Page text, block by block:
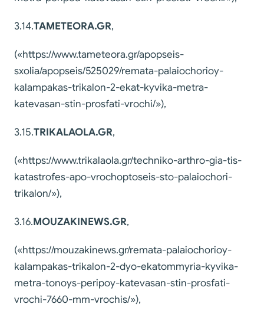
3.14.TAMETEORA.GR,
(«https://www.tameteora.gr/apopseis-
sxolia/apopseis/525029/remata-palaiochorioy-
kalampakas-trikalon-2-ekat-kyvika-metra-
katevasan-stin-prosfati-vrochi/»),
3.15.TRIKALAOLA.GR,
(«https://www.trikalaola.gr/techniko-arthro-gia-tis-
katastrofes-apo-vrochoptoseis-sto-palaiochori-
trikalon/»),
3.16.MOUZAKINEWS.GR,
(«https://mouzakinews.gr/remata-palaiochorioy-
kalampakas-trikalon-2-dyo-ekatommyria-kyvika-
metra-tonoys-peripoy-katevasan-stin-prosfati-
vrochi-7660-mm-vrochis/»),